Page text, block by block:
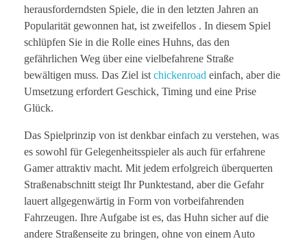
herausforderndsten Spiele, die in den letzten Jahren an
Popularität gewonnen hat, ist zweifellos . In diesem Spiel
schlüpfen Sie in die Rolle eines Huhns, das den
gefährlichen Weg über eine vielbefahrene Straße
bewältigen muss. Das Ziel ist chickenroad einfach, aber die
Umsetzung erfordert Geschick, Timing und eine Prise
Glück.
Das Spielprinzip von ist denkbar einfach zu verstehen, was
es sowohl für Gelegenheitsspieler als auch für erfahrene
Gamer attraktiv macht. Mit jedem erfolgreich überquerten
Straßenabschnitt steigt Ihr Punktestand, aber die Gefahr
lauert allgegenwärtig in Form von vorbeifahrenden
Fahrzeugen. Ihre Aufgabe ist es, das Huhn sicher auf die
andere Straßenseite zu bringen, ohne von einem Auto